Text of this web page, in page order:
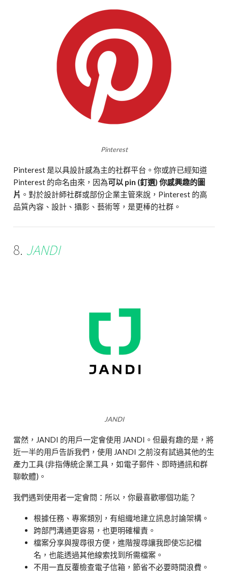
Pinterest
Pinterest 是以具設計感為主的社群平台。你或許已經知道
Pinterest 的命名由來，因為可以 pin (釘選) 你感興趣的圖
片 。對於設計師社群或部份企業主管來說，Pinterest 的高
品質內容、設計、攝影、藝術等，是更棒的社群。
8. JANDI
JANDI
當然，JANDI 的用戶一定會使用 JANDI。但最有趣的是，將
近一半的用戶告訴我們，使用 JANDI 之前沒有試過其他的生
產力工具 (非指傳統企業工具，如電子郵件、即時通訊和群
聊軟體)。
我們遇到使用者一定會問：所以，你最喜歡哪個功能？
根據任務、專案類別，有組織地建立訊息討論架構。
跨部門溝通更容易，也更明確權責。
檔案分享與搜尋很方便，進階搜尋讓我即使忘記檔
名，也能透過其他線索找到所需檔案。
不用一直反覆檢查電子信箱，節省不必要時間浪費。